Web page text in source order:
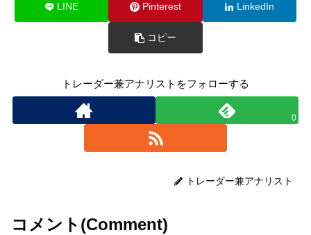
LINE Pinterest LinkedIn
コピー
トレーダー兼アナリストをフォローする
0
トレーダー兼アナリスト
コメント(Comment)